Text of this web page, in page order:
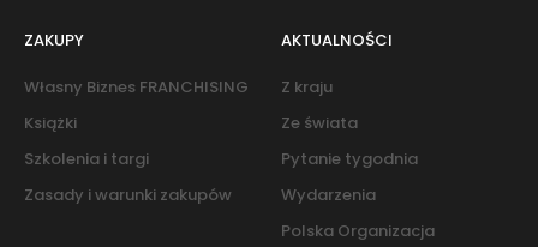
ZAKUPY
Własny Biznes FRANCHISING
Książki
Szkolenia i targi
Zasady i warunki zakupów
AKTUALNOŚCI
Z kraju
Ze świata
Pytanie tygodnia
Wydarzenia
Polska Organizacja